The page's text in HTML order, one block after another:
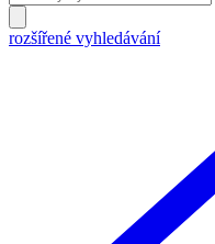
rozšířené vyhledávání